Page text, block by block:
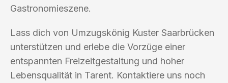
Gastronomieszene.
Lass dich von Umzugskönig Kuster Saarbrücken
unterstützen und erlebe die Vorzüge einer
entspannten Freizeitgestaltung und hoher
Lebensqualität in Tarent. Kontaktiere uns noch